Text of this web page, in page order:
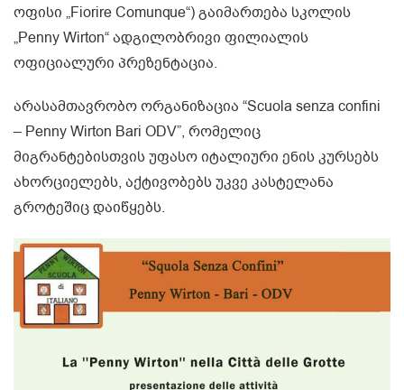
ოფისი „Fiorire Comunque“) გაიმართება სკოლის
„Penny Wirton“ ადგილობრივი ფილიალის
ოფიციალური პრეზენტაცია.
არასამთავრობო ორგანიზაცია “Scuola senza confini
– Penny Wirton Bari ODV”, რომელიც
მიგრანტებისთვის უფასო იტალიური ენის კურსებს
ახორციელებს, აქტივობებს უკვე კასტელანა
გროტეშიც დაიწყებს.